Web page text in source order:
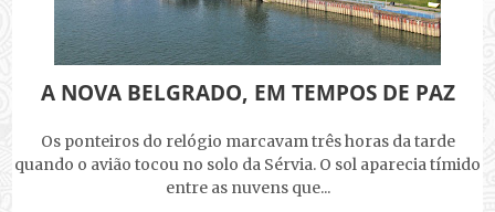
A NOVA BELGRADO, EM TEMPOS DE PAZ
Os ponteiros do relógio marcavam três horas da tarde
quando o avião tocou no solo da Sérvia. O sol aparecia tímido
entre as nuvens que...